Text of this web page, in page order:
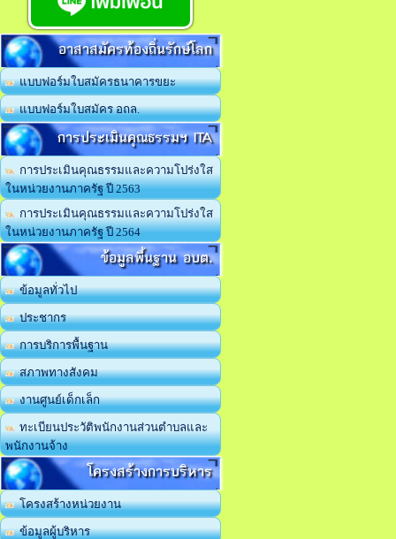
อาสาสมัครท้องถิ่นรักษ์โลก
แบบฟอร์มใบสมัครธนาคารขยะ
แบบฟอร์มใบสมัคร อถล.
การประเมินคุณธรรมฯ ITA
การประเมินคุณธรรมและความโปร่งใส
ในหน่วยงานภาครัฐ ปี 2563
การประเมินคุณธรรมและความโปร่งใส
ในหน่วยงานภาครัฐ ปี 2564
ข้อมูลพื้นฐาน อบต.
ข้อมูลทั่วไป
ประชากร
การบริการพื้นฐาน
สภาพทางสังคม
งานศูนย์เด็กเล็ก
ทะเบียนประวัติพนักงานส่วนตำบลและ
พนักงานจ้าง
โครงสร้างการบริหาร
โครงสร้างหน่วยงาน
ข้อมูลผู้บริหาร